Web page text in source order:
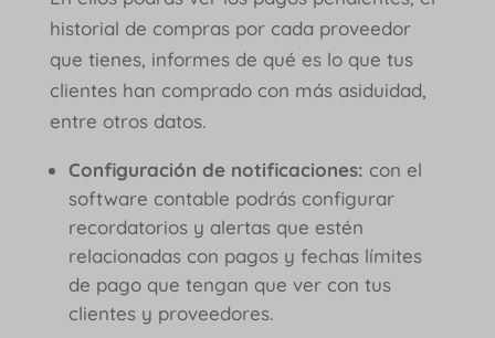
historial de compras por cada proveedor
que tienes, informes de qué es lo que tus
clientes han comprado con más asiduidad,
entre otros datos.
Configuración de notificaciones: con el
software contable podrás configurar
recordatorios y alertas que estén
relacionadas con pagos y fechas límites
de pago que tengan que ver con tus
clientes y proveedores.